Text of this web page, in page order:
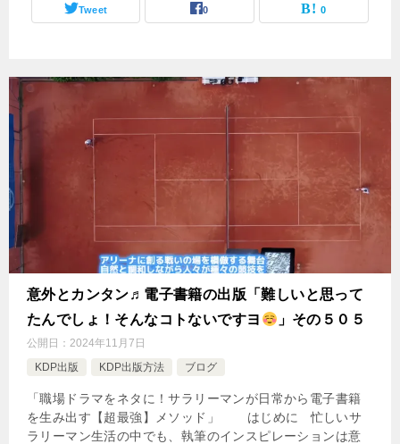
Tweet 0 0
意外とカンタン♬電子書籍の出版「難しいと思って
たんでしょ！そんなコトないですヨ
」その５０５
公開日： 2024年11月7日
KDP出版
KDP出版方法 ブログ
「職場ドラマをネタに！サラリーマンが日常から電子書籍
を生み出す【超最強】メソッド」 はじめに 忙しいサ
ラリーマン生活の中でも、執筆のインスピレーションは意